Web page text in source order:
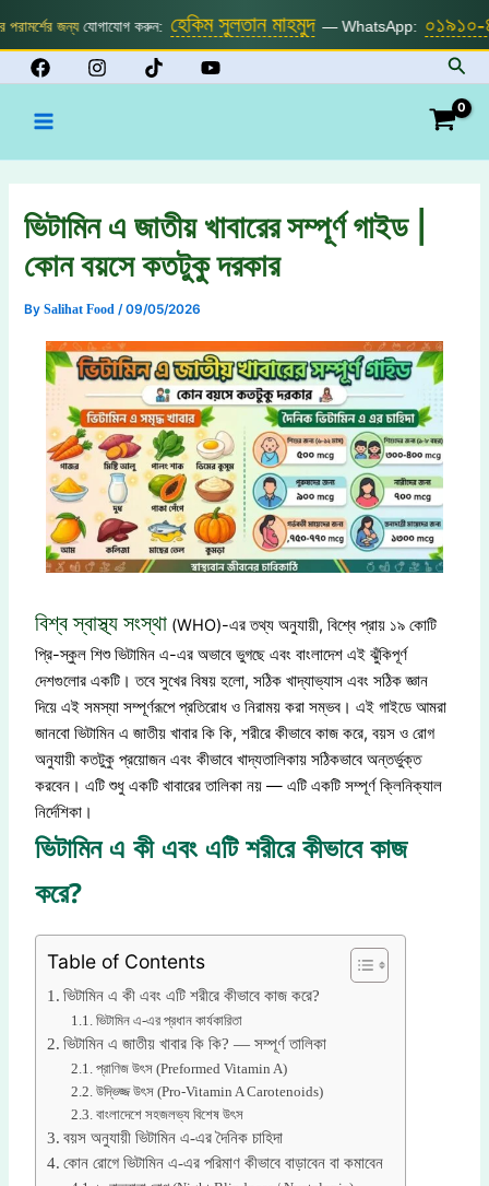
জন্যযোগাযোগ করুন:হেকিম সুলতান মাহমুদ— WhatsApp:০১৯১০-
Skip
to
content
ভিটামিন এ জাতীয় খাবারের সম্পূর্ণ গাইড |
কোন বয়সে কতটুকু দরকার
BySalihat Food/09/05/2026
বিশ্ব স্বাস্থ্য সংস্থা (WHO)-এর তথ্য অনুযায়ী, বিশ্বে প্রায় ১৯ কোটি
প্রি-স্কুল শিশু ভিটামিন এ-এর অভাবে ভুগছে এবং বাংলাদেশ এই ঝুঁকিপূর্ণ
দেশগুলোর একটি। তবে সুখের বিষয় হলো, সঠিক খাদ্যাভ্যাস এবং সঠিক জ্ঞান
দিয়ে এই সমস্যা সম্পূর্ণরূপে প্রতিরোধ ও নিরাময় করা সম্ভব। এই গাইডে আমরা
জানবো ভিটামিন এ জাতীয় খাবার কি কি, শরীরে কীভাবে কাজ করে, বয়স ও রোগ
অনুযায়ী কতটুকু প্রয়োজন এবং কীভাবে খাদ্যতালিকায় সঠিকভাবে অন্তর্ভুক্ত
করবেন। এটি শুধু একটি খাবারের তালিকা নয় — এটি একটি সম্পূর্ণ ক্লিনিক্যাল
নির্দেশিকা।
ভিটামিন এ কী এবং এটি শরীরে কীভাবে কাজ
করে?
Table of Contents
ভিটামিন এ কী এবং এটি শরীরে কীভাবে কাজ করে?
ভিটামিন এ-এর প্রধান কার্যকারিতা
ভিটামিন এ জাতীয় খাবার কি কি? — সম্পূর্ণ তালিকা
প্রাণিজ উৎস (Preformed Vitamin A)
উদ্ভিজ্জ উৎস (Pro-Vitamin A Carotenoids)
বাংলাদেশে সহজলভ্য বিশেষ উৎস
বয়স অনুযায়ী ভিটামিন এ-এর দৈনিক চাহিদা
কোন রোগে ভিটামিন এ-এর পরিমাণ কীভাবে বাড়াবেন বা কমাবেন